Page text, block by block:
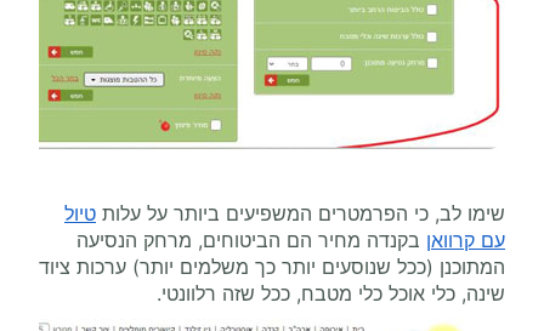
שימו לב, כי הפרמטרים המשפיעים ביותר על עלות טיול
עם קרוואן בקנדה מחיר הם הביטוחים, מרחק הנסיעה
המתוכנן (ככל שנוסעים יותר כך משלמים יותר) ערכות ציוד
שינה, כלי אוכל כלי מטבח, ככל שזה רלוונטי.